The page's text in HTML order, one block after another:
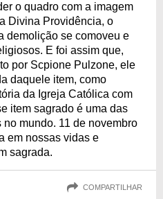
o quadro com a imagem
Divina Providência, o
demolição se comoveu e
E foi assim que,
por Scpione Pulzone, ele
daquele item, como
da Igreja Católica com
item sagrado é uma das
mundo. 11 de novembro
em nossas vidas e
sagrada.
COMPARTILHAR